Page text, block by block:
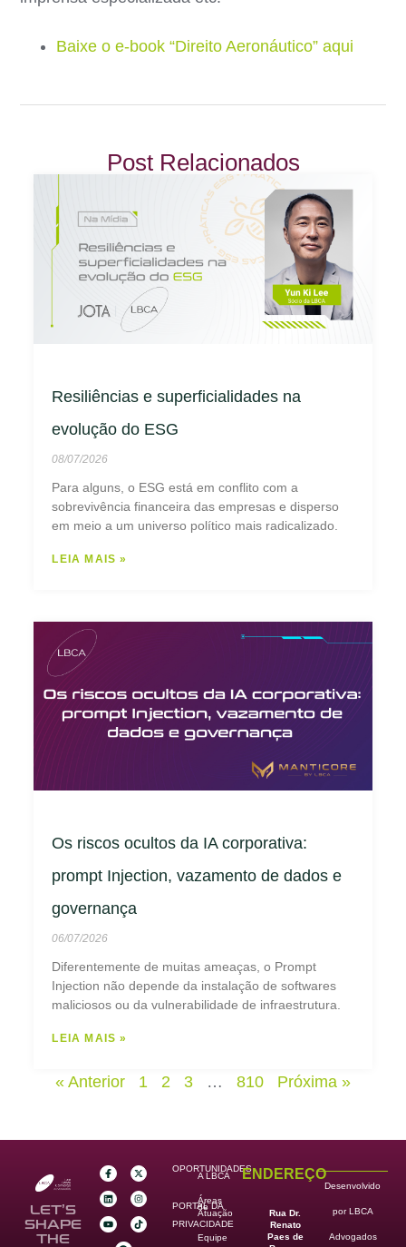
Baixe o e-book “Direito Aeronáutico” aqui
Post Relacionados
Resiliências e superficialidades na
evolução do ESG
08/07/2026
Para alguns, o ESG está em conflito com a
sobrevivência financeira das empresas e disperso
em meio a um universo político mais radicalizado.
LEIA MAIS »
Os riscos ocultos da IA corporativa:
prompt Injection, vazamento de dados e
governança
06/07/2026
Diferentemente de muitas ameaças, o Prompt
Injection não depende da instalação de softwares
maliciosos ou da vulnerabilidade de infraestrutura.
LEIA MAIS »
« Anterior 1 2 3 … 810 Próxima »
LET’S
SHAPE
THE
OPORTUNIDADES
PORTAL DA
PRIVACIDADE
A LBCA
Áreas
de
Atuação
Equipe
ENDEREÇO
Rua Dr.
Renato
Paes de
Desenvolvido
por LBCA
Advogados